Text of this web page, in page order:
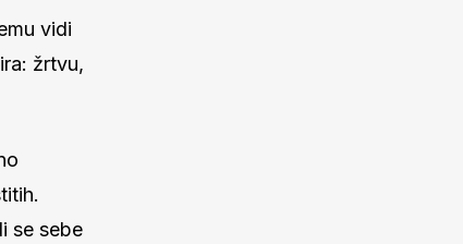
vidi
žrtvu,
se sebe